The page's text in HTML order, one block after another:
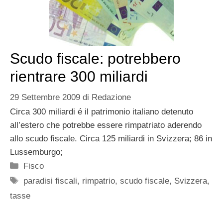
Scudo fiscale: potrebbero
rientrare 300 miliardi
29 Settembre 2009 di Redazione
Circa 300 miliardi é il patrimonio italiano detenuto
all’estero che potrebbe essere rimpatriato aderendo
allo scudo fiscale. Circa 125 miliardi in Svizzera; 86 in
Lussemburgo;
Categorie
Fisco
Tag
paradisi fiscali, rimpatrio,scudo fiscale, Svizzera,
tasse